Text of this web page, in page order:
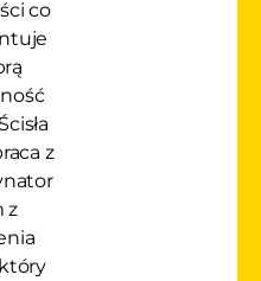
co
z
z